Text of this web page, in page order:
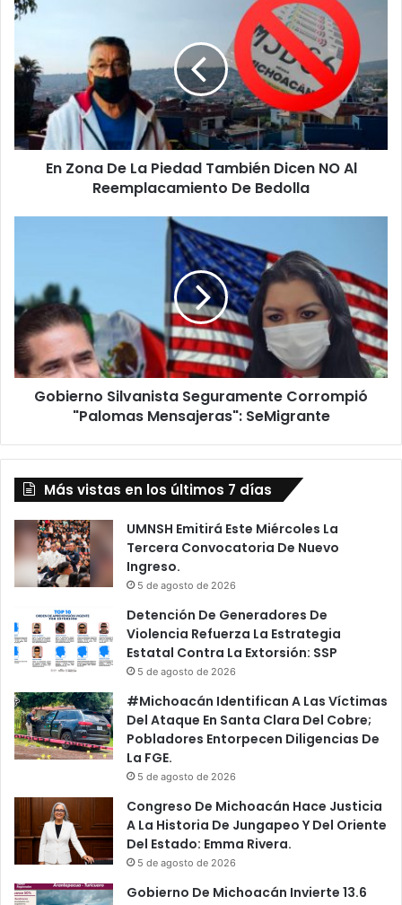
Zona
La
Piedad
También
Dicen
NO
Al
Reemplacamiento
En Zona De La Piedad También Dicen NO Al
Reemplacamiento De Bedolla
Corrompió
"Palomas
Mensajeras":
SeMigrante
Gobierno Silvanista Seguramente Corrompió
"Palomas Mensajeras": SeMigrante
Más vistas en los últimos 7 días
UMNSH Emitirá Este Miércoles La
Tercera Convocatoria De Nuevo
Ingreso.
5 de agosto de 2026
Detención De Generadores De
Violencia Refuerza La Estrategia
Estatal Contra La Extorsión: SSP
5 de agosto de 2026
#Michoacán Identifican A Las Víctimas
Del Ataque En Santa Clara Del Cobre;
Pobladores Entorpecen Diligencias De
La FGE.
5 de agosto de 2026
Congreso De Michoacán Hace Justicia
A La Historia De Jungapeo Y Del Oriente
Del Estado: Emma Rivera.
5 de agosto de 2026
Gobierno De Michoacán Invierte 13.6